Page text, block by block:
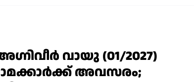
വായു (01/2027)
അവസരം;